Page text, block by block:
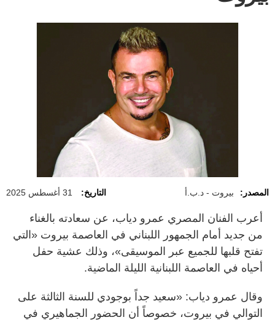
المصدر: بيروت - د.ب.أ التاريخ: 31 أغسطس 2025
أعرب الفنان المصري عمرو دياب، عن سعادته بالغناء
من جديد أمام الجمهور اللبناني في العاصمة بيروت «التي
تفتح قلبها للجميع عبر الموسيقى»، وذلك عشية حفل
أحياه في العاصمة اللبنانية الليلة الماضية.
وقال عمرو دياب: «سعيد جداً بوجودي للسنة الثالثة على
التوالي في بيروت، خصوصاً أن الحضور الجماهيري في